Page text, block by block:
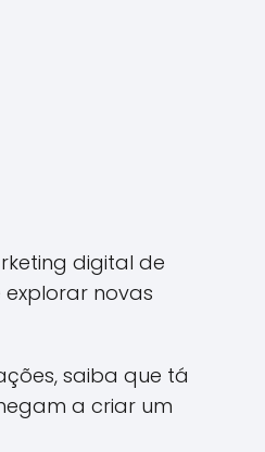
digital de
novas
saiba que tá
a criar um